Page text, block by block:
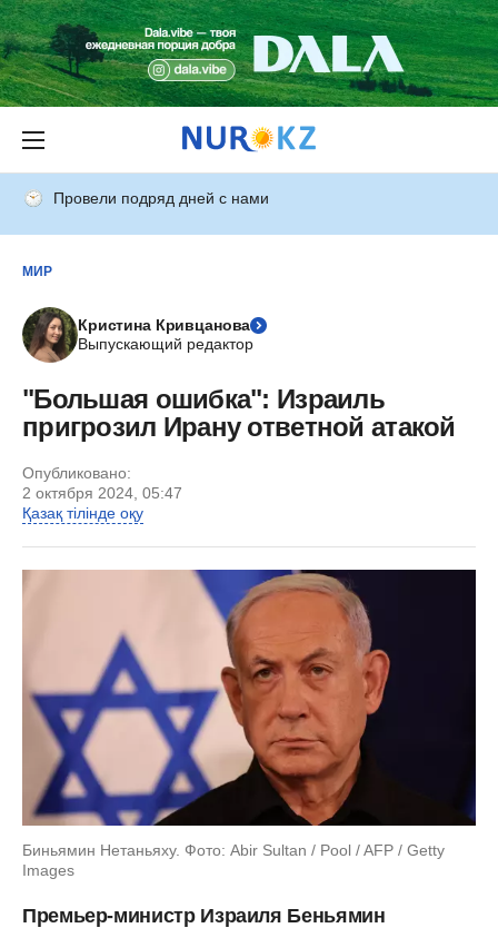
Провели подряд дней с нами
МИР
Кристина Кривцанова
Выпускающий редактор
"Большая ошибка": Израиль
пригрозил Ирану ответной атакой
Опубликовано:
2 октября 2024, 05:47
Қазақ тілінде оқу
Биньямин Нетаньяху. Фото: Abir Sultan / Pool / AFP / Getty
Images
Премьер-министр Израиля Беньямин